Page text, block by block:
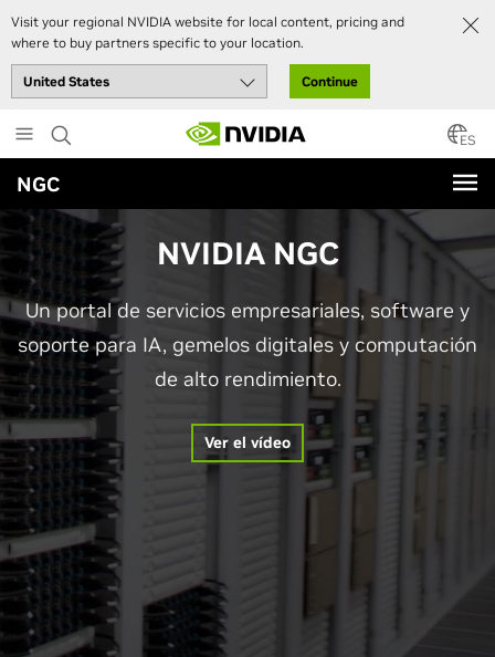
Visit your regional NVIDIA website for local content, pricing and
where to buy partners specific to your location.
Continue
to
main
content
ES
NGC
NVIDIA NGC
Un portal de servicios empresariales, software y
soporte para IA, gemelos digitales y computación
de alto rendimiento.
Ver el vídeo